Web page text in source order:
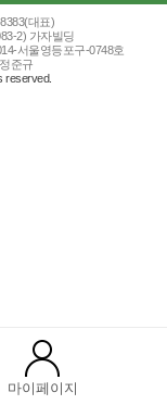
마이페이지
대표)
2) 가자빌딩
서울영등포구-0748호
준규
reserved.